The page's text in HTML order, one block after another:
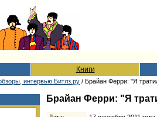
Книги
интервью Битлз.ру / Брайан Ферри: "Я
Брайан Ферри: "Я